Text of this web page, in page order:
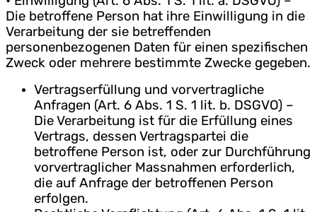
Die betroffene Person hat ihre Einwilligung in die
Verarbeitung der sie betreffenden
personenbezogenen Daten für einen spezifischen
Zweck oder mehrere bestimmte Zwecke gegeben.
Vertragserfüllung und vorvertragliche
Anfragen (Art. 6 Abs. 1 S. 1 lit. b. DSGVO) –
Die Verarbeitung ist für die Erfüllung eines
Vertrags, dessen Vertragspartei die
betroffene Person ist, oder zur Durchführung
vorvertraglicher Massnahmen erforderlich,
die auf Anfrage der betroffenen Person
erfolgen.